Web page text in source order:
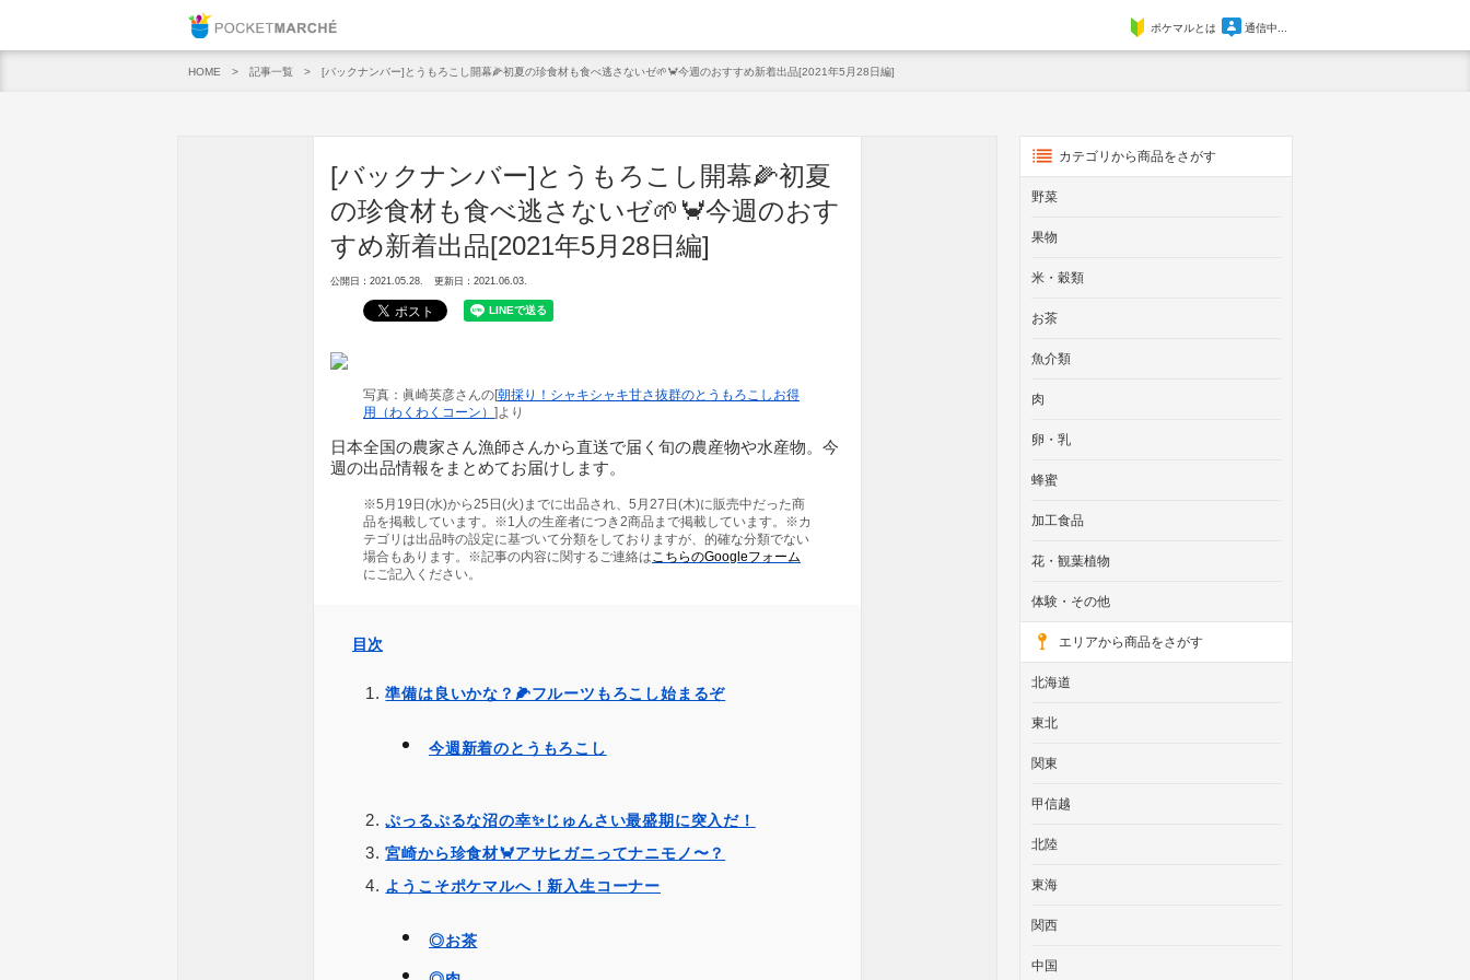
ポケマルとは 通信中...
HOME 記事一覧 [バックナンバー]とうもろこし開幕🌽初夏の珍食材も食べ逃さないゼ🌱🦀今週のおすすめ新着出品[2021年5月28日編]
[バックナンバー]とうもろこし開幕🌽初夏
の珍食材も食べ逃さないゼ🌱🦀今週のおす
すめ新着出品[2021年5月28日編]
公開日：2021.05.28. 更新日：2021.06.03.
写真：眞崎英彦さんの[朝採り！シャキシャキ甘さ抜群のとうもろこしお得
用（わくわくコーン） ]より
日本全国の農家さん漁師さんから直送で届く旬の農産物や水産物。今
週の出品情報をまとめてお届けします。
※5月19日(水)から25日(火)までに出品され、5月27日(木)に販売中だった商
品を掲載しています。※1人の生産者につき2商品まで掲載しています。※カ
テゴリは出品時の設定に基づいて分類をしておりますが、的確な分類でない
場合もあります。※記事の内容に関するご連絡はこちらのGoogleフォーム
にご記入ください。
目次
準備は良いかな？🌽フルーツもろこし始まるぞ
今週新着のとうもろこし
ぷっるぷるな沼の幸✨️じゅんさい最盛期に突入だ！
宮崎から珍食材🦀アサヒガニってナニモノ〜？
ようこそポケマルへ！新入生コーナー
◎お茶
カテゴリから商品をさがす
野菜
果物
米・穀類
お茶
魚介類
肉
卵・乳
蜂蜜
加工食品
花・観葉植物
体験・その他
エリアから商品をさがす
北海道
東北
関東
甲信越
北陸
東海
関西
中国